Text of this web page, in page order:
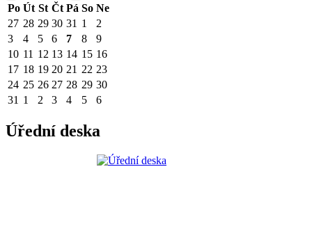
Po Út St Čt Pá So Ne
27 28 29 30 31 1
2
3
4 5 6 7 8
9
10 11 12 13 14 15 16
17 18 19 20 21 22 23
24 25 26 27 28 29 30
31 1 2 3 4 5 6
Úřední deska